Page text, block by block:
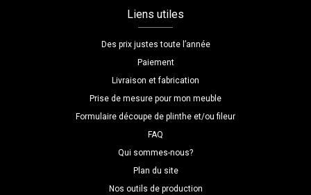
Liens utiles
Des prix justes toute l’année
Paiement
Livraison et fabrication
Prise de mesure pour mon meuble
Formulaire découpe de plinthe et/ou fileur
FAQ
Qui sommes-nous?
Plan du site
Nos outils de production